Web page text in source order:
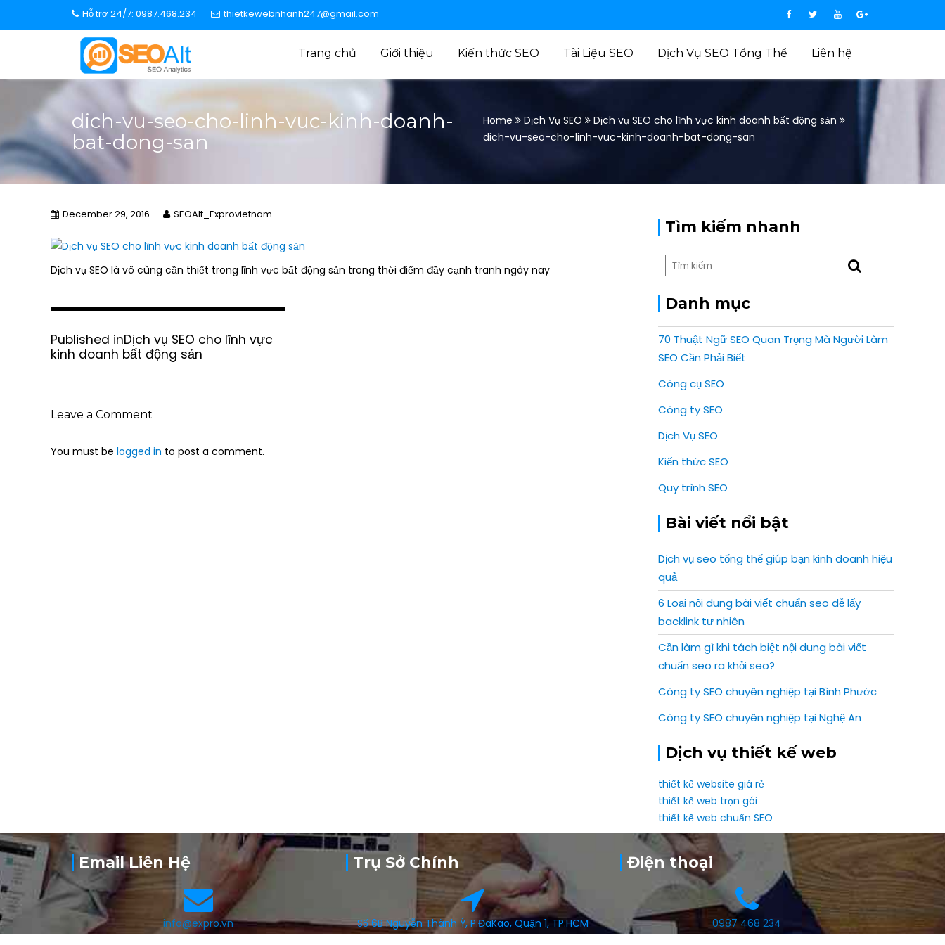
t
n
e
Hỗ trợ 24/7: 0987.468.234 thietkewebnhanh247@gmail.com
Trang chủ Giới thiệu Kiến thức SEO Tài Liệu SEO Dịch Vụ SEO Tổng Thể Liên hệ
dich-vu-seo-cho-linh-vuc-kinh-doanh-
bat-dong-san
Home Dịch Vụ SEO
Dịch vụ SEO cho lĩnh vực kinh doanh bất động sản
dich-vu-seo-cho-linh-vuc-kinh-doanh-bat-dong-san
December 29, 2016 SEOAlt_Exprovietnam
Dịch vụ SEO là vô cùng cần thiết trong lĩnh vực bất động sản trong thời điểm đầy cạnh tranh ngày nay
o
s
a
v
i
g
Published inDịch vụ SEO cho lĩnh vực
kinh doanh bất động sản
Leave a Comment
You must be logged in to post a comment.
Tìm kiếm nhanh
Danh mục
70 Thuật Ngữ SEO Quan Trọng Mà Người Làm
SEO Cần Phải Biết
Công cụ SEO
Công ty SEO
Dịch Vụ SEO
Kiến thức SEO
Quy trình SEO
Bài viết nổi bật
Dịch vụ seo tổng thể giúp bạn kinh doanh hiệu
quả
6 Loại nội dung bài viết chuẩn seo dễ lấy
backlink tự nhiên
Cần làm gì khi tách biệt nội dung bài viết
chuẩn seo ra khỏi seo?
Công ty SEO chuyên nghiệp tại Bình Phước
Công ty SEO chuyên nghiệp tại Nghệ An
Dịch vụ thiết kế web
thiết kế website giá rẻ
thiết kế web trọn gói
thiết kế web chuẩn SEO
Email Liên Hệ
info@expro.vn
Trụ Sở Chính
Số 6B Nguyễn Thành Ý, P.ĐaKao, Quận 1, TP.HCM
Điện thoại
0987 468 234